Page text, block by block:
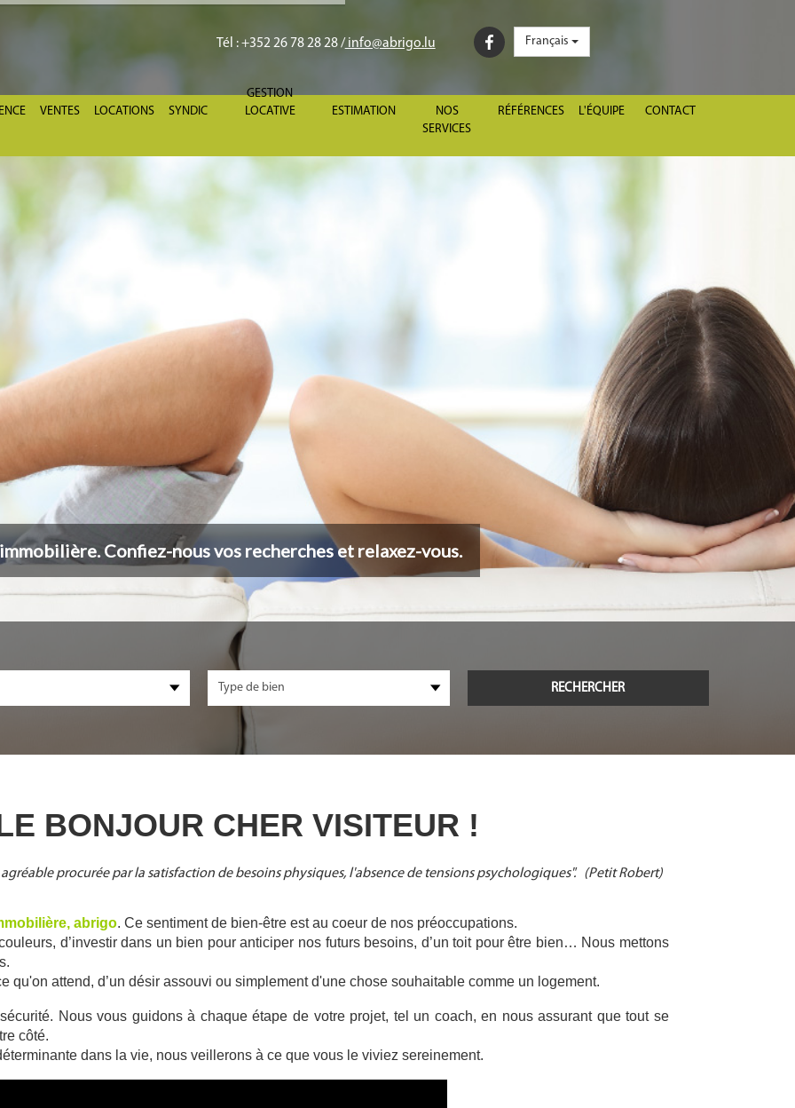
Tél : +352 26 78 28 28 /info@abrigo.lu Français
VENTES LOCATIONS SYNDIC
GESTION
LOCATIVE
ESTIMATION
NOS
SERVICES
RÉFÉRENCES L'ÉQUIPE CONTACT
Confiez-nous vos recherches et relaxez-vous.
BONJOUR CHER VISITEUR !
procurée par la satisfaction de besoins physiques, l'absence de tensions psychologiques". (Petit Robert)
abrigo. Ce sentiment de bien-être est au coeur de nos préoccupations.
d’investir dans un bien pour anticiper nos futurs besoins, d’un toit pour être bien… Nous mettons
qu'on attend, d’un désir assouvi ou simplement d'une chose souhaitable comme un logement.
Nous vous guidons à chaque étape de votre projet, tel un coach, en nous assurant que tout se
côté.
dans la vie, nous veillerons à ce que vous le viviez sereinement.